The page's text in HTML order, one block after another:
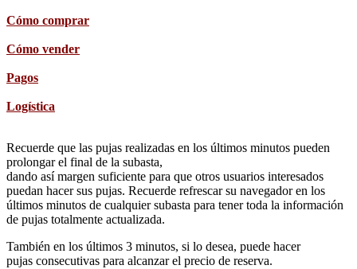
Cómo comprar
Cómo vender
Pagos
Logística
Recuerde que las pujas realizadas en los últimos minutos pueden
prolongar el final de la subasta,
dando así margen suficiente para que otros usuarios interesados
puedan hacer sus pujas. Recuerde refrescar su navegador en los
últimos minutos de cualquier subasta para tener toda la información
de pujas totalmente actualizada.
También en los últimos 3 minutos, si lo desea, puede hacer
pujas consecutivas para alcanzar el precio de reserva.